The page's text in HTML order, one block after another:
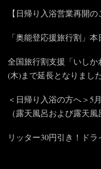
【日帰り入浴営業再開の
「奥能登応援旅行割」本
全国旅行割支援「いしか
(木)まで延長となりまし
＜日帰り入浴の方へ＞5
（露天風呂および露天
リッター30円引き！ド